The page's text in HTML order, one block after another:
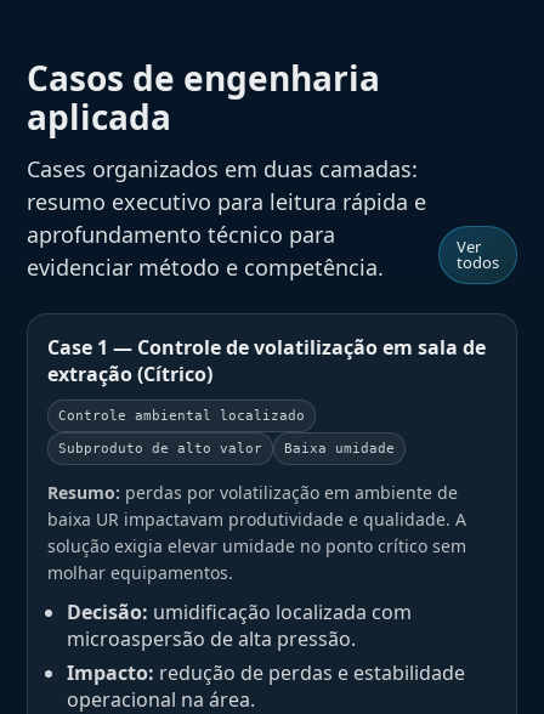
Casos de engenharia
aplicada
Cases organizados em duas camadas:
resumo executivo para leitura rápida e
aprofundamento técnico para
evidenciar método e competência.
Ver
todos
Case 1 — Controle de volatilização em sala de
extração (Cítrico)
Controle ambiental localizado
Subproduto de alto valor Baixa umidade
Resumo: perdas por volatilização em ambiente de
baixa UR impactavam produtividade e qualidade. A
solução exigia elevar umidade no ponto crítico sem
molhar equipamentos.
Decisão: umidificação localizada com
microaspersão de alta pressão.
Impacto: redução de perdas e estabilidade
operacional na área.